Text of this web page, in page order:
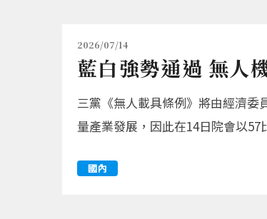
2026/07/14
藍白強勢通過 無人
三黨《無人載具條例》將由經濟
量產業發展，因此在14日院會以
國內